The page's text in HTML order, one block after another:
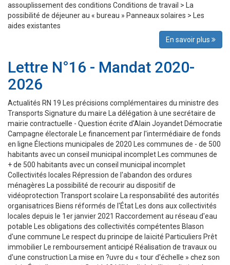
assouplissement des conditions Conditions de travail > La
possibilité de déjeuner au « bureau » Panneaux solaires > Les
aides existantes
En savoir plus
Lettre N°16 - Mandat 2020-
2026
Actualités RN 19 Les précisions complémentaires du ministre des
Transports Signature du maire La délégation à une secrétaire de
mairie contractuelle - Question écrite d'Alain Joyandet Démocratie
Campagne électorale Le financement par l'intermédiaire de fonds
en ligne Élections municipales de 2020 Les communes de - de 500
habitants avec un conseil municipal incomplet Les communes de
+ de 500 habitants avec un conseil municipal incomplet
Collectivités locales Répression de l'abandon des ordures
ménagères La possibilité de recourir au dispositif de
vidéoprotection Transport scolaire La responsabilité des autorités
organisatrices Biens réformés de l'État Les dons aux collectivités
locales depuis le 1er janvier 2021 Raccordement au réseau d'eau
potable Les obligations des collectivités compétentes Blason
d'une commune Le respect du principe de laïcité Particuliers Prêt
immobilier Le remboursement anticipé Réalisation de travaux ou
d'une construction La mise en ?uvre du « tour d'échelle » chez son